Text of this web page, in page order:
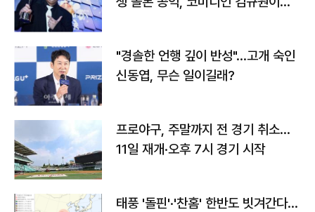
"경솔한 언행 깊이 반성"…고개 숙인
신동엽, 무슨 일이길래?
프로야구, 주말까지 전 경기 취소…
11일 재개·오후 7시 경기 시작
태풍 '돌핀'·'찬홈' 한반도 빗겨간다…